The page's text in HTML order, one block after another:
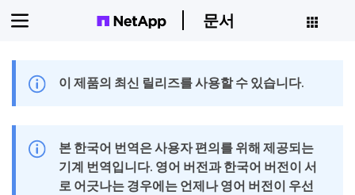
문서
이 제품의 최신 릴리즈를 사용할 수 있습니다.
본 한국어 번역은 사용자 편의를 위해 제공되는
기계 번역입니다. 영어 버전과 한국어 버전이 서
로 어긋나는 경우에는 언제나 영어 버전이 우선